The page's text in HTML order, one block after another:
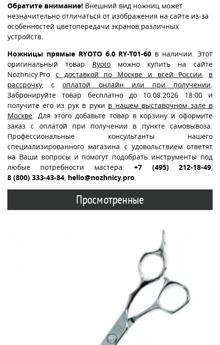
Обратите внимание! Внешний вид ножниц может
незначительно отличаться от изображения на сайте из-за
особенностей цветопередачи экранов различных
устройств.
Ножницы прямые RYOTO 6.0 RY-T01-60 в наличии. Этот
оригинальный товар Ryoto можно купить на сайте
Nozhnicy.Pro с доставкой по Москве и всей России
в
рассрочку, соплатой онлайн или при получении
Забронируйте товар бесплатно до 10.08.2026 18:00 и
получите его из рук в руки в нашем выставочном зале в
Москве . Для этого добавьте товар в корзину и оформите
заказ с оплатой при получении в пункте самовывоза.
Профессиональные консультанты нашего
специализированного магазина с удовольствием ответят
на Ваши вопросы и помогут подобрать инструменты под
любые потребности мастера:+7 (495) 212-18-49
8 (800) 333-43-84 hello@nozhnicy.pro
Просмотренные